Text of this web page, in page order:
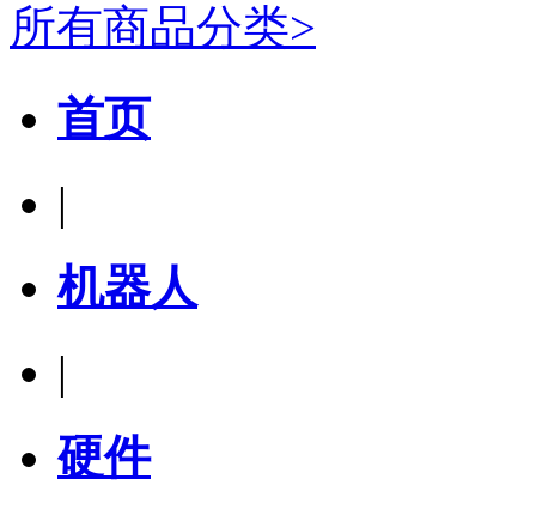
所有商品分类>
首页
|
机器人
|
硬件